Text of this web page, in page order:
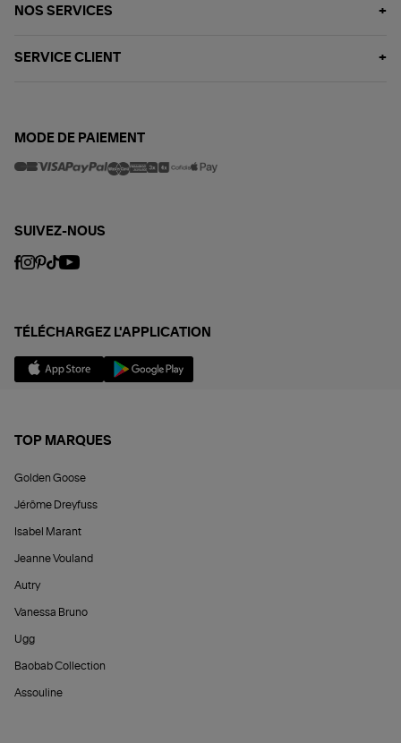
NOS SERVICES
SERVICE CLIENT
MODE DE PAIEMENT
SUIVEZ-NOUS
TÉLÉCHARGEZ L'APPLICATION
TOP MARQUES
Golden Goose
Jérôme Dreyfuss
Isabel Marant
Jeanne Vouland
Autry
Vanessa Bruno
Ugg
Baobab Collection
Assouline